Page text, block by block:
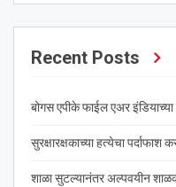
Recent Posts
बोगस एपीके फाईल एअर
सुरक्षारक्षकाच्या हत्येचा
शाळा सुटल्यानंतर अल्पवयीन